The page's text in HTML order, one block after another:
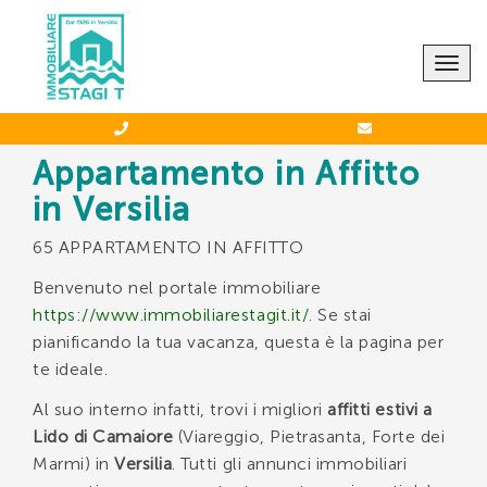
Appartamento in Affitto
in Versilia
65 APPARTAMENTO IN AFFITTO
Benvenuto nel portale immobiliare
https://www.immobiliarestagit.it/. Se stai
pianificando la tua vacanza, questa è la pagina per
te ideale.
Al suo interno infatti, trovi i migliori affitti estivi a
Lido di Camaiore (Viareggio, Pietrasanta, Forte dei
Marmi) inVersilia. Tutti gli annunci immobiliari
CONTATTACI
Agenzia STAGI T.
0584 66039 - 388 5744349
*Il tuo indirizzo Email